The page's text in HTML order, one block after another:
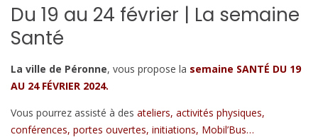
Du 19 au 24 février | La semaine
Santé
La ville de Péronne, vous propose la semaine SANTÉ DU 19
AU 24 FÉVRIER 2024.
Vous pourrez assisté à des ateliers, activités physiques,
conférences, portes ouvertes, initiations, Mobil’Bus…